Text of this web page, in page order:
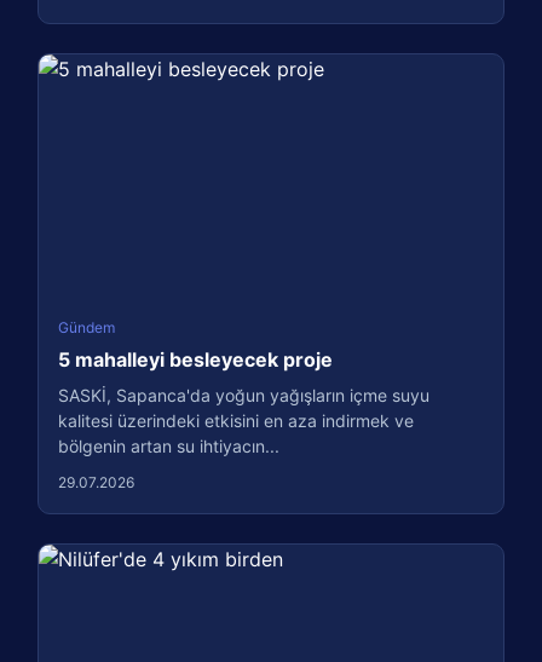
Gündem
5 mahalleyi besleyecek proje
SASKİ, Sapanca'da yoğun yağışların içme suyu
kalitesi üzerindeki etkisini en aza indirmek ve
bölgenin artan su ihtiyacın...
29.07.2026